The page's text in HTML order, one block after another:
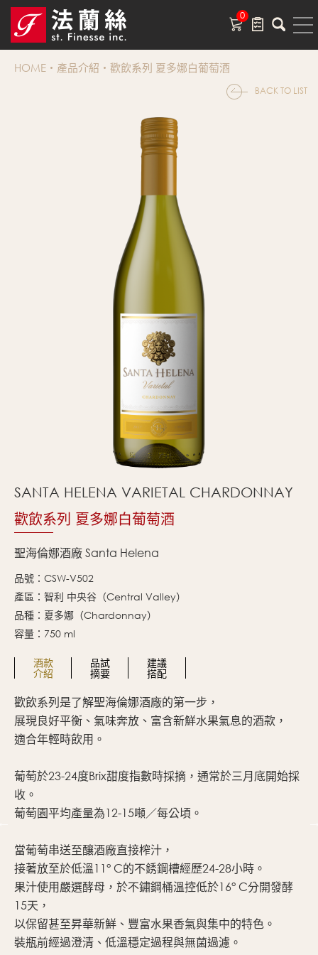
0
HOME 產品介紹 歡飲系列 夏多娜白葡萄酒
BACK TO LIST
SANTA HELENA VARIETAL CHARDONNAY
歡飲系列 夏多娜白葡萄酒
聖海倫娜酒廠 Santa Helena
品號：CSW-V502
產區：智利 中央谷（Central Valley）
品種：夏多娜（Chardonnay）
容量：750 ml
酒款
介紹
品試
摘要
建議
搭配
歡飲系列是了解聖海倫娜酒廠的第一步，
展現良好平衡、氣味奔放、富含新鮮水果氣息的酒款，
適合年輕時飲用。
葡萄於23-24度Brix甜度指數時採摘，通常於三月底開始採
收。
葡萄園平均產量為12-15噸／每公頃。
當葡萄串送至釀酒廠直接榨汁，
接著放至於低溫11° C的不銹鋼槽經歷24-28小時。
果汁使用嚴選酵母，於不鏽鋼桶溫控低於16° C分開發酵
15天，
以保留甚至昇華新鮮、豐富水果香氣與集中的特色。
裝瓶前經過澄清、低溫穩定過程與無菌過濾。